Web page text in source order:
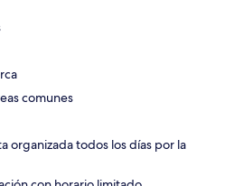
comunes
organizada todos los días por la